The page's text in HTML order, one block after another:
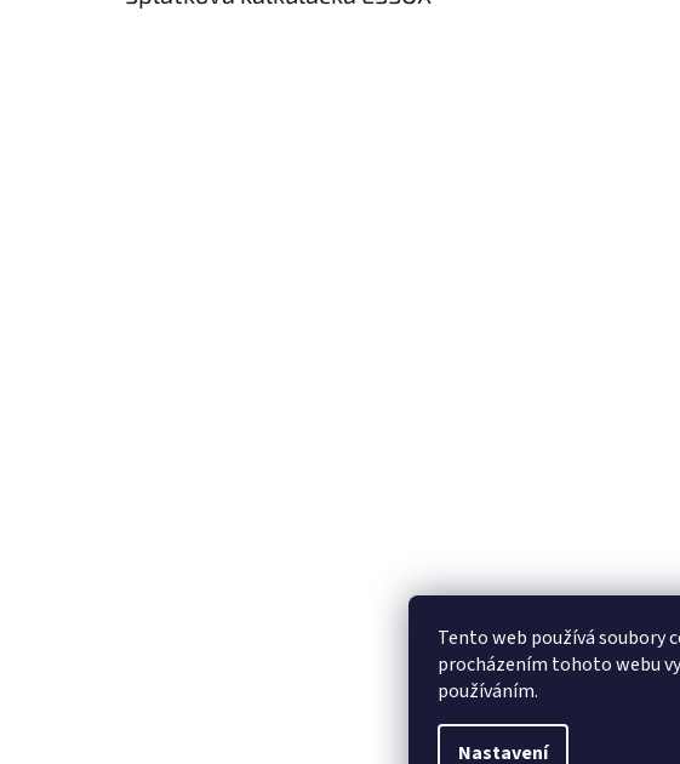
Tento web používá soubory
procházením tohoto webu
používáním.
Nastavení